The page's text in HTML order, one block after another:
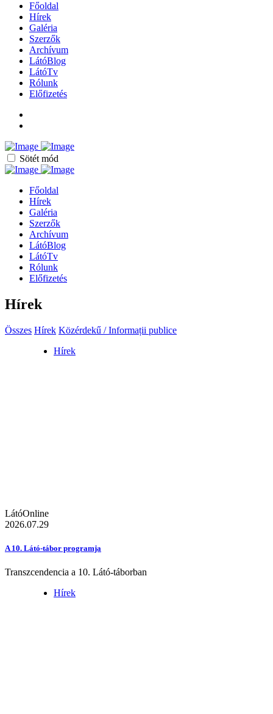
Főoldal
Hírek
Galéria
Szerzők
Archívum
LátóBlog
LátóTv
Rólunk
Előfizetés
Sötét mód
Főoldal
Hírek
Galéria
Szerzők
Archívum
LátóBlog
LátóTv
Rólunk
Előfizetés
Hírek
Összes Hírek Közérdekű / Informații publice
Hírek
LátóOnline
2026.07.29
A 10. Látó-tábor programja
Transzcendencia a 10. Látó-táborban
Hírek